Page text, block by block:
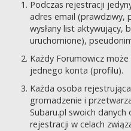
Podczas rejestracji
adres email (prawdziwy,
wysłany list aktywujący,
uruchomione),
Każdy Forumowicz może
jednego konta (profilu).
Każda osoba
gromadzenie i
Subaru.pl swoich
rejestracji w celach